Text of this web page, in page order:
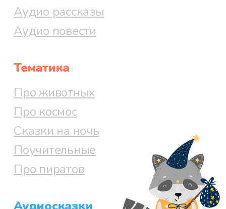
Аудио рассказы
Аудио повести
Тематика
Про животных
Про космос
Сказки на ночь
Поучительные
Про пиратов